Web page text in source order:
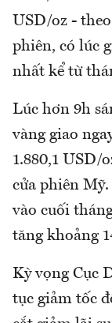
USD/oz -
phiên, có lúc
nhất kể từ
Lúc hơn 9h
vàng giao
1.880,1 USD/
cửa phiên
vào cuối
tăng khoảng
Kỳ vọng Cục
tục giảm tốc